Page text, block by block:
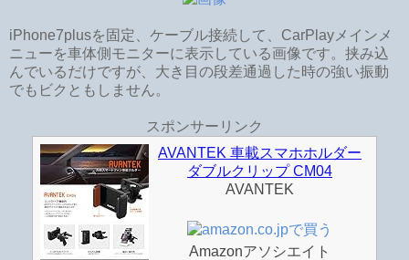
iPhone7plusを固定、ケーブル接続して、CarPlayメインメ
ニューを車体側モニターに表示している画像です。挟み込
んでいるだけですが、大き目の段差通過した時の強い振動
でもビクともしません。
スポンサーリンク
AVANTEK 車載スマホホルダー
ダブルクリップ CM04
AVANTEK
Amazonアソシエイト